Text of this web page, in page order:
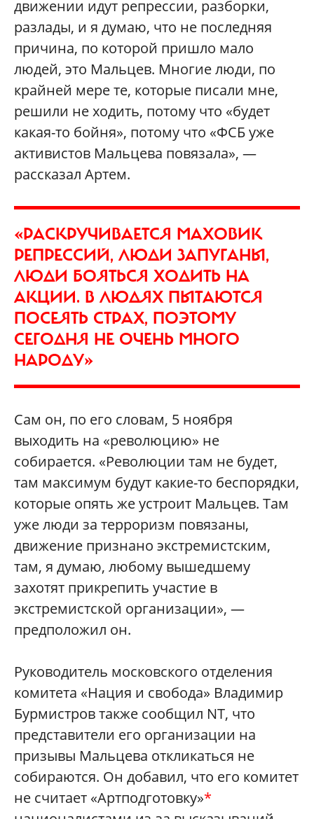
движении идут репрессии, разборки,
разлады, и я думаю, что не последняя
причина, по которой пришло мало
людей, это Мальцев. Многие люди, по
крайней мере те, которые писали мне,
решили не ходить, потому что «будет
какая-то бойня», потому что «ФСБ уже
активистов Мальцева повязала», —
рассказал Артем.
«РАСКРУЧИВАЕТСЯ МАХОВИК
РЕПРЕССИЙ, ЛЮДИ ЗАПУГАНЫ,
ЛЮДИ БОЯТЬСЯ ХОДИТЬ НА
АКЦИИ. В ЛЮДЯХ ПЫТАЮТСЯ
ПОСЕЯТЬ СТРАХ, ПОЭТОМУ
СЕГОДНЯ НЕ ОЧЕНЬ МНОГО
НАРОДУ»
Сам он, по его словам, 5 ноября
выходить на «революцию» не
собирается. «Революции там не будет,
там максимум будут какие-то беспорядки,
которые опять же устроит Мальцев. Там
уже люди за терроризм повязаны,
движение признано экстремистским,
там, я думаю, любому вышедшему
захотят прикрепить участие в
экстремистской организации», —
предположил он.
Руководитель московского отделения
комитета «Нация и свобода» Владимир
Бурмистров также сообщил NT, что
представители его организации на
призывы Мальцева откликаться не
собираются. Он добавил, что его комитет
не считает «Артподготовку»*